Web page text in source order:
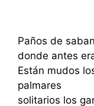
Paños de
donde antes
Están mudos
palmares
solitarios los